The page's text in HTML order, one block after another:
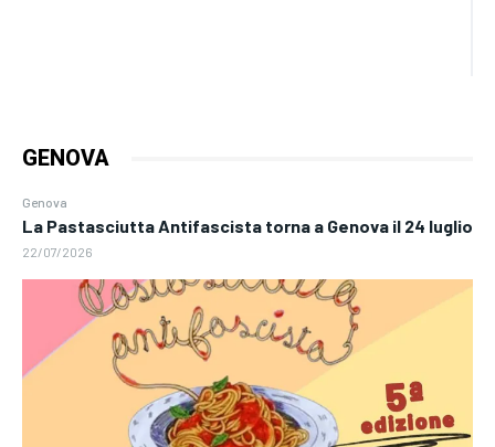
GENOVA
Genova
La Pastasciutta Antifascista torna a Genova il 24 luglio
22/07/2026